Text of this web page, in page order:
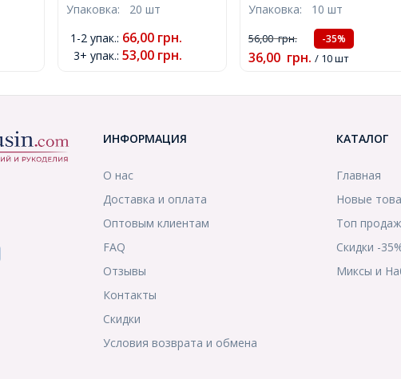
(УТ0019133)
Упаковка: 20 шт
1-2 упак.: 66,00 грн.
3+ упак.: 53,00 грн.
Отверстие 1.5мм,
(УТ0019184)
Упаковка: 10 шт
56,00грн. -35%
36,00 грн. / 10 шт
ИНФОРМАЦИЯ
О нас
Доставка и оплата
Оптовым клиентам
FAQ
Отзывы
Контакты
Скидки
Условия возврата и обмена
КАТАЛОГ
Главная
Новые
Топ продаж
Скидки -
Миксы и